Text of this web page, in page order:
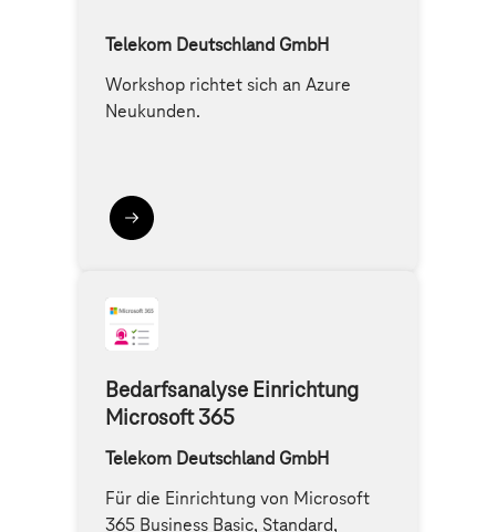
Telekom Deutschland GmbH
Workshop richtet sich an Azure
Neukunden.
Bedarfsanalyse Einrichtung
Microsoft 365
Telekom Deutschland GmbH
Für die Einrichtung von Microsoft
365 Business Basic, Standard,